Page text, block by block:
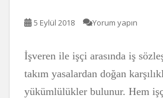
5 Eylül 2018 Yorum yapın
İşveren ile işçi arasında iş
takım yasalardan doğan
yükümlülükler bulunur. Hem